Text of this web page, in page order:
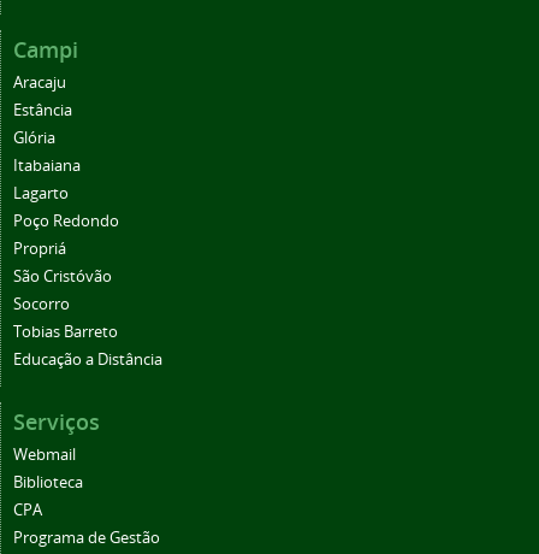
Campi
Aracaju
Estância
Glória
Itabaiana
Lagarto
Poço Redondo
Propriá
São Cristóvão
Socorro
Tobias Barreto
Educação a Distância
Serviços
Webmail
Biblioteca
CPA
Programa de Gestão